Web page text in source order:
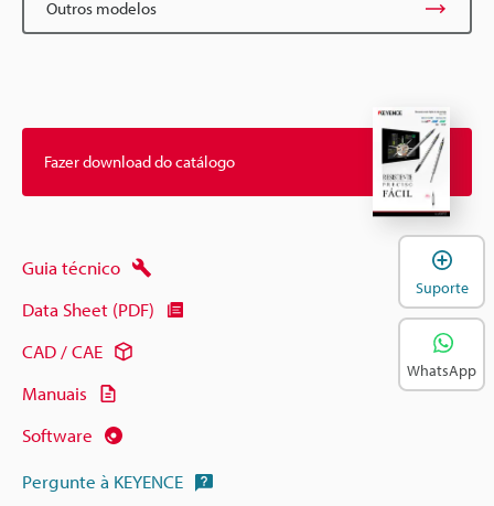
Outros modelos
Fazer download do catálogo
Guia técnico
Data Sheet (PDF)
CAD / CAE
Manuais
Software
Pergunte à KEYENCE
Suporte
WhatsApp